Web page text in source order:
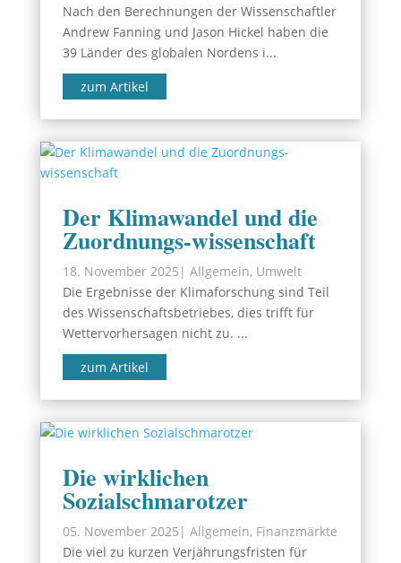
Nach den Berechnungen der Wissenschaftler
Andrew Fanning und Jason Hickel haben die
39 Länder des globalen Nordens i...
zum Artikel
Der Klimawandel und die
Zuordnungs-wissenschaft
18. November 2025 | Allgemein, Umwelt
Die Ergebnisse der Klimaforschung sind Teil
des Wissenschaftsbetriebes, dies trifft für
Wettervorhersagen nicht zu. ...
zum Artikel
Die wirklichen
Sozialschmarotzer
05. November 2025 | Allgemein, Finanzmärkte
Die viel zu kurzen Verjährungsfristen für